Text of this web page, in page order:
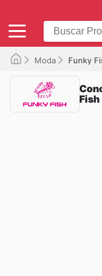
Moda Funky
Fish